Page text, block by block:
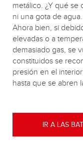
metálico. ¿Y qué se
ni una gota de agua.
Ahora bien, si
elevadas o a
demasiado gas, se
constituidos se
presión en el
hasta que se abren
IR A LAS